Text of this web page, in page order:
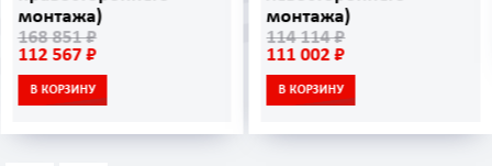
монтажа)
168 851 ₽
112 567 ₽
В КОРЗИНУ
монтажа)
114 114 ₽
111 002 ₽
В КОРЗИНУ